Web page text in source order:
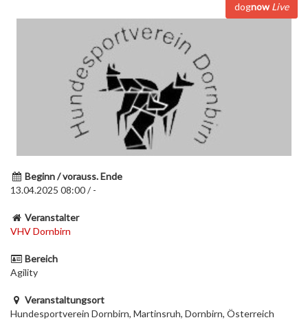
dognow Live
Beginn / vorauss. Ende
13.04.2025 08:00 / -
Veranstalter
VHV Dornbirn
Bereich
Agility
Veranstaltungsort
Hundesportverein Dornbirn, Martinsruh, Dornbirn, Österreich